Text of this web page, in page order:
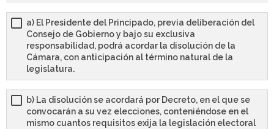
a) El Presidente del Principado, previa deliberación del
Consejo de Gobierno y bajo su exclusiva
responsabilidad, podrá acordar la disolución de la
Cámara, con anticipación al término natural de la
legislatura.
b) La disolución se acordará por Decreto, en el que se
convocarán a su vez elecciones, conteniéndose en el
mismo cuantos requisitos exija la legislación electoral